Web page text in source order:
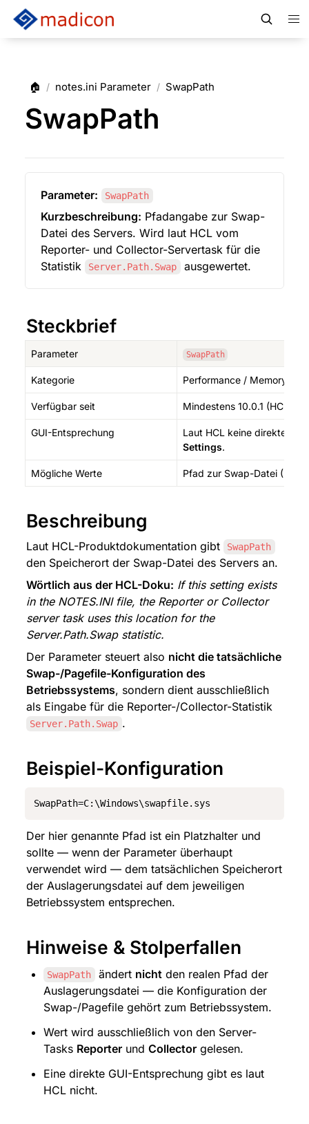
🏠 / notes.ini Parameter / SwapPath
SwapPath
Parameter: SwapPath
Kurzbeschreibung: Pfadangabe zur Swap-
Datei des Servers. Wird laut HCL vom
Reporter- und Collector-Servertask für die
Statistik
Server.Path.Swap ausgewertet.
Steckbrief
Parameter SwapPath
Kategorie Performance / Memory
Verfügbar seit Mindestens 10.0.1 (HCL-
GUI-Entsprechung
Laut HCL keine direkte
Settings.
Mögliche Werte Pfad zur Swap-Datei
Beschreibung
Laut HCL-Produktdokumentation gibt SwapPath
den Speicherort der Swap-Datei des Servers an.
Wörtlich aus der HCL-Doku: If this setting exists
in the NOTES.INI file, the Reporter or Collector
server task uses this location for the
Server.Path.Swap statistic.
Der Parameter steuert also nicht die tatsächliche
Swap-/Pagefile-Konfiguration des
Betriebssystems, sondern dient ausschließlich
als Eingabe für die Reporter-/Collector-Statistik
Server.Path.Swap .
Beispiel-Konfiguration
SwapPath=C:\Windows\swapfile.sys
Der hier genannte Pfad ist ein Platzhalter und
sollte — wenn der Parameter überhaupt
verwendet wird — dem tatsächlichen Speicherort
der Auslagerungsdatei auf dem jeweiligen
Betriebssystem entsprechen.
Hinweise & Stolperfallen
SwapPath ändert nicht den realen Pfad der
Auslagerungsdatei — die Konfiguration der
Swap-/Pagefile gehört zum Betriebssystem.
Wert wird ausschließlich von den Server-
Tasks Reporter und Collector gelesen.
Eine direkte GUI-Entsprechung gibt es laut
HCL nicht.